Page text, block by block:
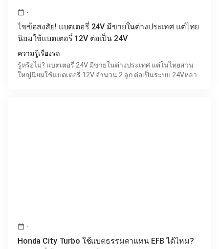
calendar_today -
ไขข้อสงสัย! แบตเตอรี่ 24V มีขายในต่างประเทศ แต่ไทย
นิยมใช้แบตเตอรี่ 12V ต่อเป็น 24V
ความรู้เรื่องรถ
รู้หรือไม่? แบตเตอรี่ 24V มีขายในต่างประเทศ แต่ในไทยส่วน
ใหญ่นิยมใช้แบตเตอรี่ 12V จำนวน 2 ลูก ต่อเป็นระบบ 24Vหลาย
calendar_today -
Honda City Turbo ใช้แบตธรรมดาแทน EFB ได้ไหม?